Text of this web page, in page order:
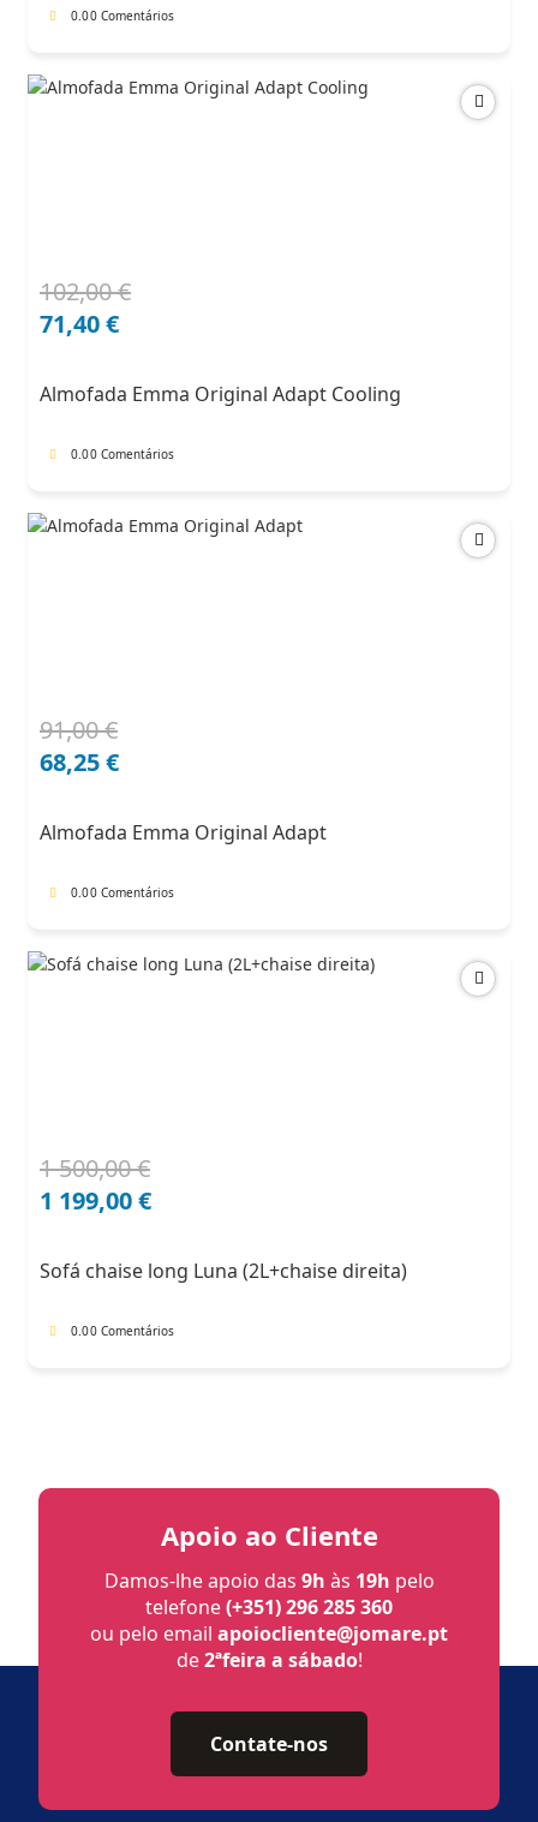
0.00 Comentários
102,00€
O
preço
102,00 €.
71,40€
O
preço
71,40 €.
Almofada Emma Original Adapt Cooling
0.00 Comentários
91,00€
O
preço
91,00 €.
68,25€
O
preço
68,25 €.
Almofada Emma Original Adapt
0.00 Comentários
1 500,00€
O
preço
1
1 199,00€
O
preço
1
Sofá chaise long Luna (2L+chaise direita)
0.00 Comentários
Apoio ao Cliente
Damos-lhe apoio das 9h às 19h pelo
telefone(+351) 296 285 360
ou pelo email apoiocliente@jomare.pt
de2ªfeira a sábado!
Contate-nos